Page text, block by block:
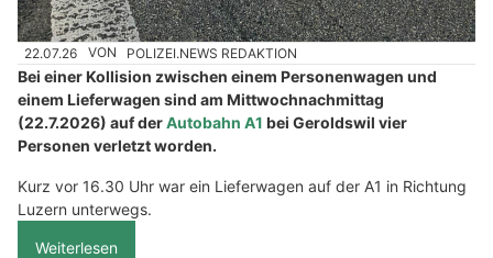
22.07.26 VON POLIZEI.NEWS REDAKTION
Bei einer Kollision zwischen einem Personenwagen und
einem Lieferwagen sind am Mittwochnachmittag
(22.7.2026) auf derAutobahn A1 bei Geroldswil vier
Personen verletzt worden.
Kurz vor 16.30 Uhr war ein Lieferwagen auf der A1 in Richtung
Luzern unterwegs.
Weiterlesen